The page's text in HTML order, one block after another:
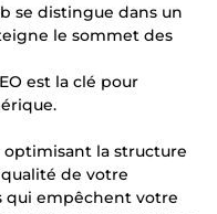
se distingue dans un
le sommet des
est la clé pour
optimisant la structure
de votre
qui empêchent votre